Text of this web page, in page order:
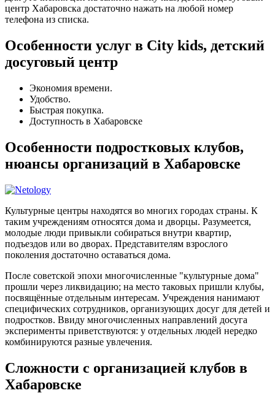
центр Хабаровска достаточно нажать на любой номер
телефона из списка.
Особенности услуг в City kids, детский
досуговый центр
Экономия времени.
Удобство.
Быстрая покупка.
Доступность в Хабаровске
Особенности подростковых клубов,
нюансы организаций в Хабаровске
Культурные центры находятся во многих городах страны. К
таким учреждениям относятся дома и дворцы. Разумеется,
молодые люди привыкли собираться внутри квартир,
подъездов или во дворах. Представителям взрослого
поколения достаточно оставаться дома.
После советской эпохи многочисленные "культурные дома"
прошли через ликвидацию; на место таковых пришли клубы,
посвящённые отдельным интересам. Учреждения нанимают
специфических сотрудников, организующих досуг для детей и
подростков. Ввиду многочисленных направлений досуга
эксперименты приветствуются: у отдельных людей нередко
комбинируются разные увлечения.
Сложности с организацией клубов в
Хабаровске